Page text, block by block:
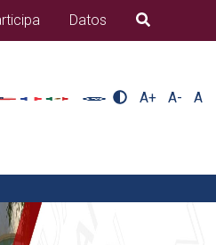
Datos B�squeda
A+ A- A